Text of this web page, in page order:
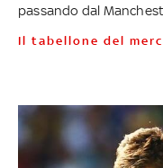
passando dal
Il tabellone del